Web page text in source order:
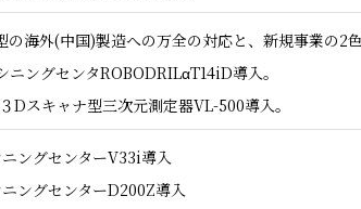
の海外(中国)製造への万全の対応と、新規事業の
ニングセンタROBODRILαT14iD導入。
Dスキャナ型三次元測定器VL-500導入。
ングセンターV33i導入
ングセンターD200Z導入